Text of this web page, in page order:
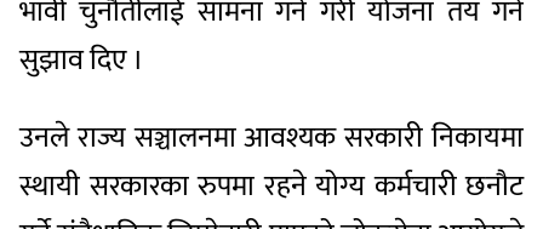
भावी चुनौतीलाई सामना गर्ने गरी योजना तय गर्न
सुझाव दिए ।
उनले राज्य सञ्चालनमा आवश्यक सरकारी निकायमा
स्थायी सरकारका रुपमा रहने योग्य कर्मचारी छनौट